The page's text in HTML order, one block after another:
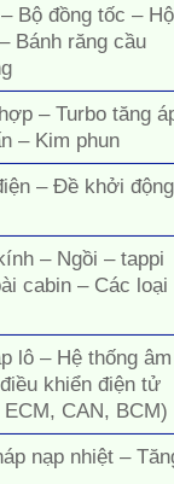
Bộ đồng tốc –
Bánh răng cầu
– Turbo tăng
– Kim phun
– Đề khởi
– Ngồi – tappi
cabin – Các loại
lô – Hệ thống âm
khiển điện tử
CAN, BCM)
nạp nhiệt –